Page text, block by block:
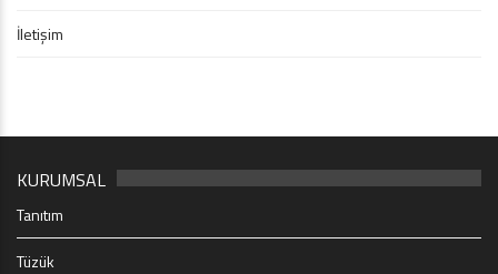
İletişim
KURUMSAL
Tanıtım
Tüzük